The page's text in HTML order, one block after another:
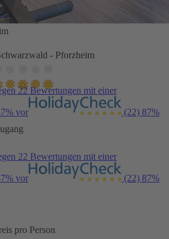
- Pforzheim
22 Bewertungen mit einer
vor (22) 87%
22 Bewertungen mit einer
vor (22) 87%
pro Person